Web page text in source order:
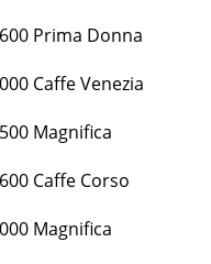
Prima Donna
Caffe Venezia
Magnifica
Caffe Corso
Magnifica